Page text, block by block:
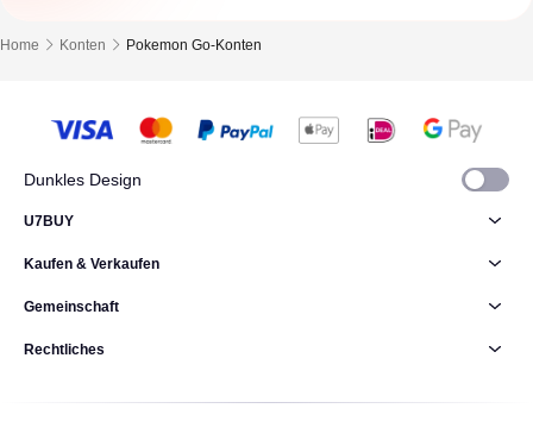
Home Konten Pokemon Go-Konten
Dunkles Design
U7BUY
Kaufen & Verkaufen
Gemeinschaft
Rechtliches